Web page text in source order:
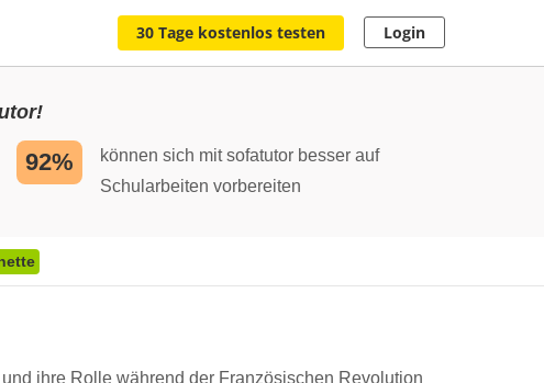
30 Tage kostenlos testen Login
92%
können sich mit sofatutor besser auf
Schularbeiten vorbereiten
ihre Rolle während der Französischen Revolution